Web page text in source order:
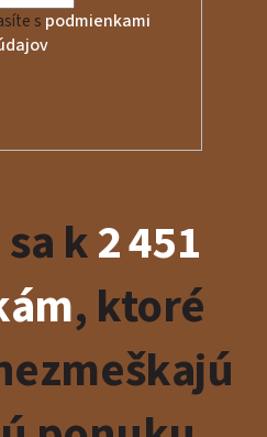
s podmienkami
k2 451
, ktoré